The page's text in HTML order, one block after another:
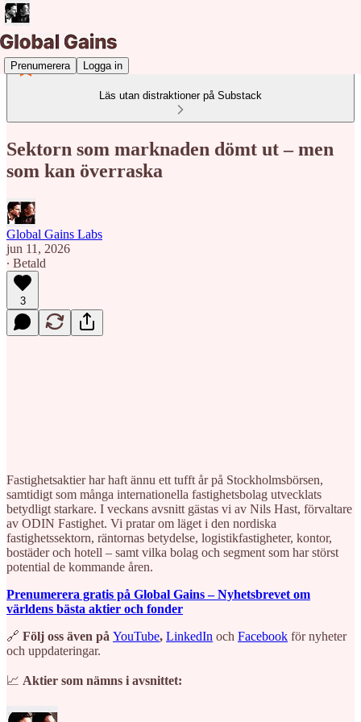
Prenumerera Logga in
Läs utan distraktioner på Substack
Sektorn som marknaden dömt ut – men
som kan överraska
Global Gains Labs
jun 11, 2026
∙ Betald
3
Fastighetsaktier har haft ännu ett tufft år på Stockholmsbörsen,
samtidigt som många internationella fastighetsbolag utvecklats
betydligt starkare. I veckans avsnitt gästas vi av Nils Hast, förvaltare
av ODIN Fastighet. Vi pratar om läget i den nordiska
fastighetssektorn, räntornas betydelse, logistikfastigheter, kontor,
bostäder och hotell – samt vilka bolag och segment som har störst
potential de kommande åren.
Prenumerera gratis på Global Gains – Nyhetsbrevet om
världens bästa aktier och fonder
🔗 Följ oss även på ⁠⁠⁠⁠⁠⁠⁠⁠⁠⁠YouTube⁠⁠⁠⁠⁠⁠⁠⁠⁠⁠, ⁠⁠⁠⁠⁠⁠⁠⁠⁠⁠⁠⁠⁠⁠⁠⁠⁠⁠⁠⁠⁠⁠⁠⁠⁠⁠⁠⁠⁠LinkedIn⁠⁠⁠⁠⁠⁠⁠⁠⁠⁠⁠⁠⁠⁠⁠⁠⁠⁠⁠⁠⁠⁠⁠⁠⁠⁠⁠⁠⁠ och ⁠⁠⁠⁠⁠⁠⁠⁠⁠⁠⁠⁠⁠⁠⁠⁠⁠⁠⁠⁠⁠⁠⁠⁠⁠⁠⁠⁠⁠Facebook⁠⁠⁠⁠⁠⁠⁠⁠⁠⁠⁠⁠⁠⁠⁠⁠⁠⁠⁠⁠⁠⁠⁠⁠⁠⁠⁠⁠⁠ för nyheter
och uppdateringar.
📈 Aktier som nämns i avsnittet: